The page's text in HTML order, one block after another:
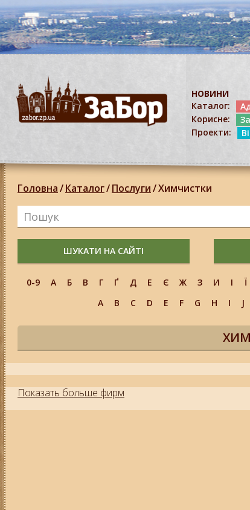
НОВИНИ
Каталог:
Корисне:
Проекти:
Головна/Каталог/Послуги/Химчистки
ШУКАТИ НА САЙТІ
0-9 А Б В Г Ґ Д Е Є Ж З И І Ї
A
B C D E F G H I J
Показать больше фирм